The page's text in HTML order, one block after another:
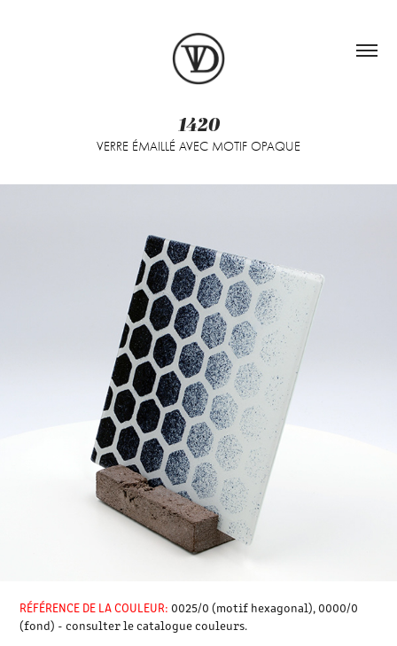
1420
VERRE ÉMAILLÉ AVEC MOTIF OPAQUE
RÉFÉRENCE DE LA COULEUR: 0025/0 (motif hexagonal), 0000/0
(fond) - consulter le catalogue couleurs.